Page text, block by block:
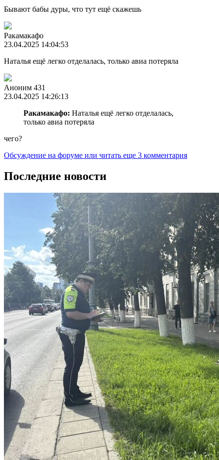
Бывают бабы дуры, что тут ещё скажешь
Ракамакафо
23.04.2025 14:04:53
Наталья ещё легко отделалась, только авиа потеряла
Аноним 431
23.04.2025 14:26:13
Ракамакафо: Наталья ещё легко отделалась,
только авиа потеряла
чего?
Обсуждение на форуме или читать еще 3 комментария
Последние новости